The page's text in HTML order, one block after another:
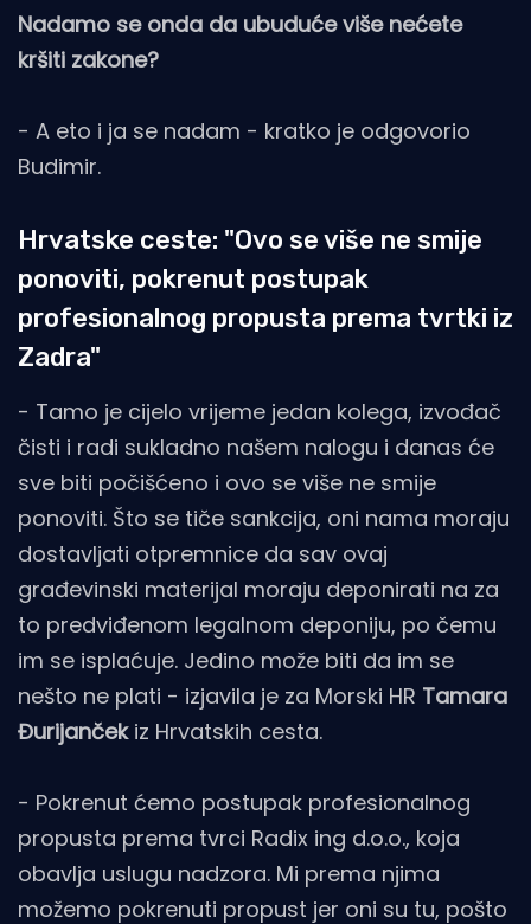
Nadamo se onda da ubuduće više nećete
kršiti zakone?
- A eto i ja se nadam - kratko je odgovorio
Budimir.
Hrvatske ceste: "Ovo se više ne smije
ponoviti, pokrenut postupak
profesionalnog propusta prema tvrtki iz
Zadra"
- Tamo je cijelo vrijeme jedan kolega, izvođač
čisti i radi sukladno našem nalogu i danas će
sve biti počišćeno i ovo se više ne smije
ponoviti. Što se tiče sankcija, oni nama moraju
dostavljati otpremnice da sav ovaj
građevinski materijal moraju deponirati na za
to predviđenom legalnom deponiju, po čemu
im se isplaćuje. Jedino može biti da im se
nešto ne plati - izjavila je za Morski HR Tamara
Đurijančekiz Hrvatskih cesta.
- Pokrenut ćemo postupak profesionalnog
propusta prema tvrci Radix ing d.o.o., koja
obavlja uslugu nadzora. Mi prema njima
možemo pokrenuti propust jer oni su tu, pošto